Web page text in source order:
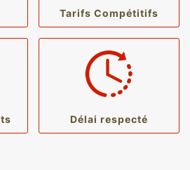
Tarifs Compétitifs
Délai respecté